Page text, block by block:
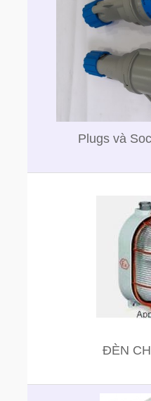
Plugs và
ĐÈN